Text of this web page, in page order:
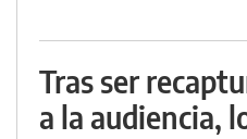
Tras ser
a la audiencia,